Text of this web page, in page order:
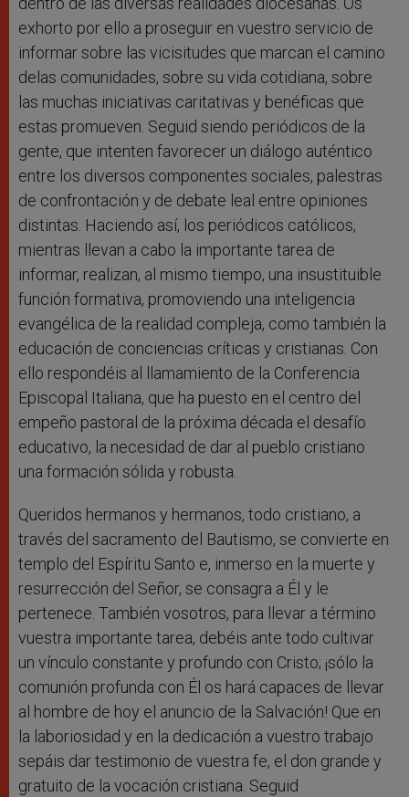
exhorto por ello a proseguir en vuestro servicio de
informar sobre las vicisitudes que marcan el camino
delas comunidades, sobre su vida cotidiana, sobre
las muchas iniciativas caritativas y benéficas que
estas promueven. Seguid siendo periódicos de la
gente, que intenten favorecer un diálogo auténtico
entre los diversos componentes sociales, palestras
de confrontación y de debate leal entre opiniones
distintas. Haciendo así, los periódicos católicos,
mientras llevan a cabo la importante tarea de
informar, realizan, al mismo tiempo, una insustituible
función formativa, promoviendo una inteligencia
evangélica de la realidad compleja, como también la
educación de conciencias críticas y cristianas. Con
ello respondéis al llamamiento de la Conferencia
Episcopal Italiana, que ha puesto en el centro del
empeño pastoral de la próxima década el desafío
educativo, la necesidad de dar al pueblo cristiano
una formación sólida y robusta.
Queridos hermanos y hermanos, todo cristiano, a
través del sacramento del Bautismo, se convierte en
templo del Espíritu Santo e, inmerso en la muerte y
resurrección del Señor, se consagra a Él y le
pertenece. También vosotros, para llevar a término
vuestra importante tarea, debéis ante todo cultivar
un vínculo constante y profundo con Cristo; ¡sólo la
comunión profunda con Él os hará capaces de llevar
al hombre de hoy el anuncio de la Salvación! Que en
la laboriosidad y en la dedicación a vuestro trabajo
sepáis dar testimonio de vuestra fe, el don grande y
gratuito de la vocación cristiana. Seguid